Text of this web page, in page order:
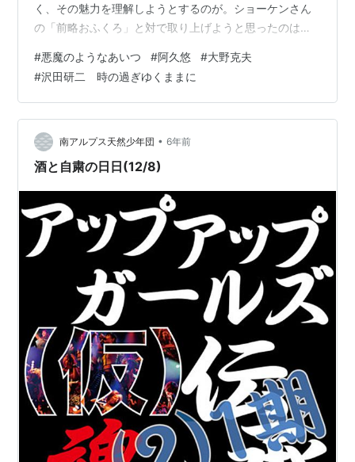
く、その魅力を理解しようとするのが。ショーケンさん
の「前略おふくろ」と対で取り上げようと思ったのはい
のヒット・シングルになった理由として納得がいきませ
ん。 色々考えてはみました。そのメロディーの美しさと
か、私がこだわる母音の分析（「♪時の過ぎゆくままに」
の「まァまァにィ」というア段音と半音の関係性とかを
論じる感じで）なども試みましたが、どれも決め手に欠
けるというか、弱いんです。 それで、改め…
#悪魔のようなあいつ #阿久悠 #大野克夫
#沢田研二 時の過ぎゆくままに
南アルプス天然少年団 • 6年前
酒と自粛の日日(12/8)